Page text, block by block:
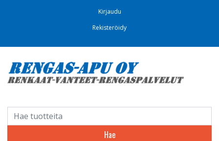
Kirjaudu
Rekisteröidy
Hae